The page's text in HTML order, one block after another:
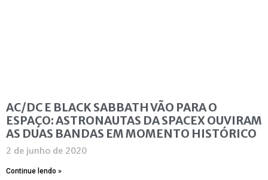
AC/DC E BLACK SABBATH VÃO PARA O
ESPAÇO: ASTRONAUTAS DA SPACEX OUVIRAM
AS DUAS BANDAS EM MOMENTO HISTÓRICO
2 de junho de 2020
Continue lendo »